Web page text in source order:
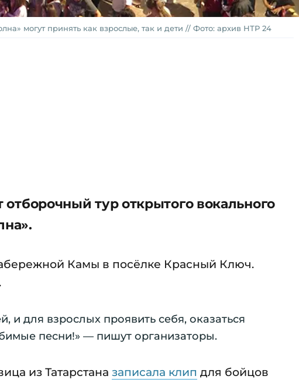
могут принять как взрослые, так и дети // Фото: архив НТР 24
тур открытого вокального
Камы в посёлке Красный Ключ.
и для взрослых проявить себя, оказаться
песни!» — пишут организаторы.
из Татарстана записала клип для бойцов